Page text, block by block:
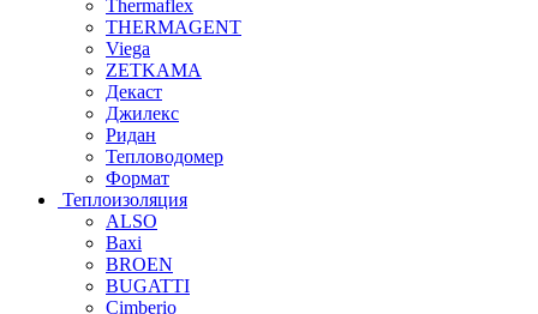
Thermaflex
THERMAGENT
Viega
ZETKAMA
Декаст
Джилекс
Ридан
Тепловодомер
Формат
Теплоизоляция
ALSO
Baxi
BROEN
BUGATTI
Cimberio